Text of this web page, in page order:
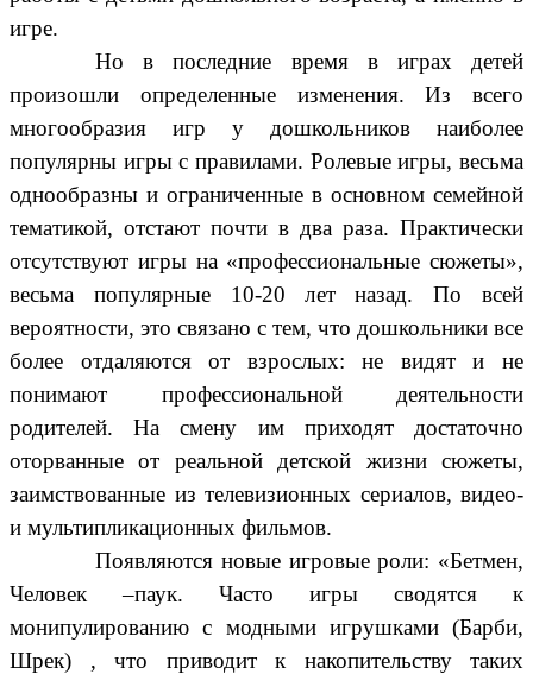
игре.
Но в последние время в играх детей
произошли определенные изменения. Из всего
многообразия игр у дошкольников наиболее
популярны игры с правилами. Ролевые игры, весьма
однообразны и ограниченные в основном семейной
тематикой, отстают почти в два раза. Практически
отсутствуют игры на «профессиональные сюжеты»,
весьма популярные 10-20 лет назад. По всей
вероятности, это связано с тем, что дошкольники все
более отдаляются от взрослых: не видят и не
понимают профессиональной деятельности
родителей. На смену им приходят достаточно
оторванные от реальной детской жизни сюжеты,
заимствованные из телевизионных сериалов, видео-
и мультипликационных фильмов.
Появляются новые игровые роли: «Бетмен,
Человек –паук. Часто игры сводятся к
монипулированию с модными игрушками (Барби,
Шрек) , что приводит к накопительству таких